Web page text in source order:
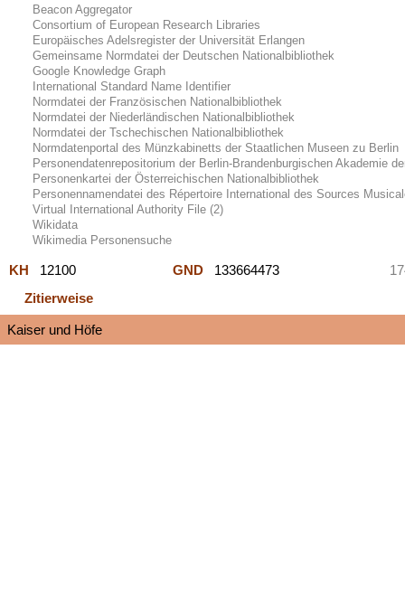
Beacon Aggregator
Consortium of European Research Libraries
Europäisches Adelsregister der Universität Erlangen
Gemeinsame Normdatei der Deutschen Nationalbibliothek
Google Knowledge Graph
International Standard Name Identifier
Normdatei der Französischen Nationalbibliothek
Normdatei der Niederländischen Nationalbibliothek
Normdatei der Tschechischen Nationalbibliothek
Normdatenportal des Münzkabinetts der Staatlichen Museen zu Berlin
Personendatenrepositorium der Berlin-Brandenburgischen Akademie
Personenkartei der Österreichischen Nationalbibliothek
Personennamendatei des Répertoire International des Sources
Virtual International Authority File (2)
Wikidata
Wikimedia Personensuche
KH 12100 GND 133664473
Zitierweise
Kaiser und Höfe